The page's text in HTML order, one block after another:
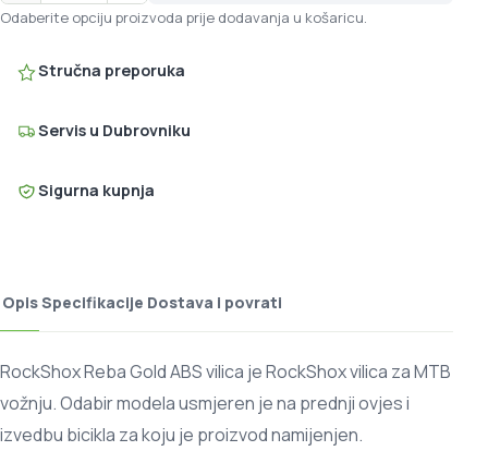
Odaberite opciju proizvoda prije dodavanja u košaricu.
Stručna preporuka
Servis u Dubrovniku
Sigurna kupnja
OpisSpecifikacije Dostava i povrati
RockShox Reba Gold ABS vilica je RockShox vilica za MTB
vožnju. Odabir modela usmjeren je na prednji ovjes i
izvedbu bicikla za koju je proizvod namijenjen.